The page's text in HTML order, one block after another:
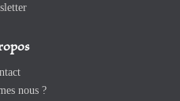
nous ?